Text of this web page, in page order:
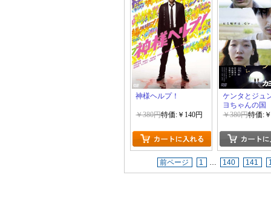
神様ヘルプ！
￥380円特価:￥140円
ケンタとジュ
ヨちゃんの国
￥380円特価:
前ページ 1 … 140 141